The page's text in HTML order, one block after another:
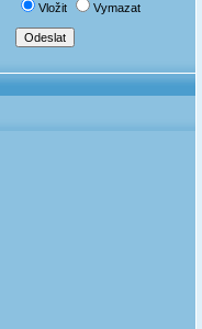
Vložit Vymazat